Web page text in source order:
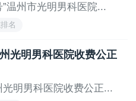
温州市光明男科医院...
名
光明男科医院收费公正
明男科医院收费公正...